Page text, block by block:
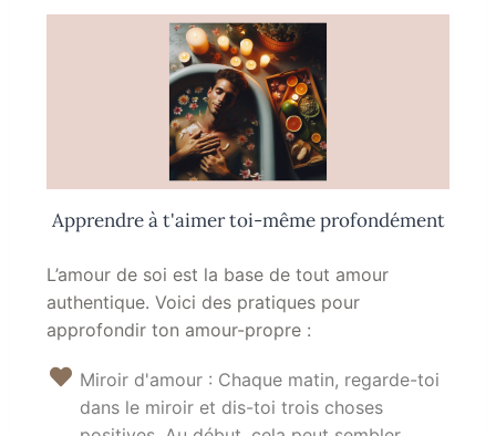
Apprendre à t'aimer toi-même profondément
L’amour de soi est la base de tout amour
authentique. Voici des pratiques pour
approfondir ton amour-propre :
Miroir d'amour : Chaque matin, regarde-toi
dans le miroir et dis-toi trois choses